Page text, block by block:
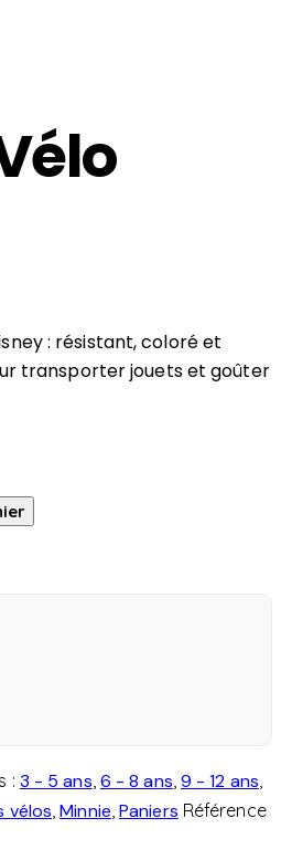
: résistant, coloré et
transporter jouets et goûter
: 3 - 5 ans, 6 - 8 ans, 9 - 12 ans,
vélos,Minnie,Paniers Référence